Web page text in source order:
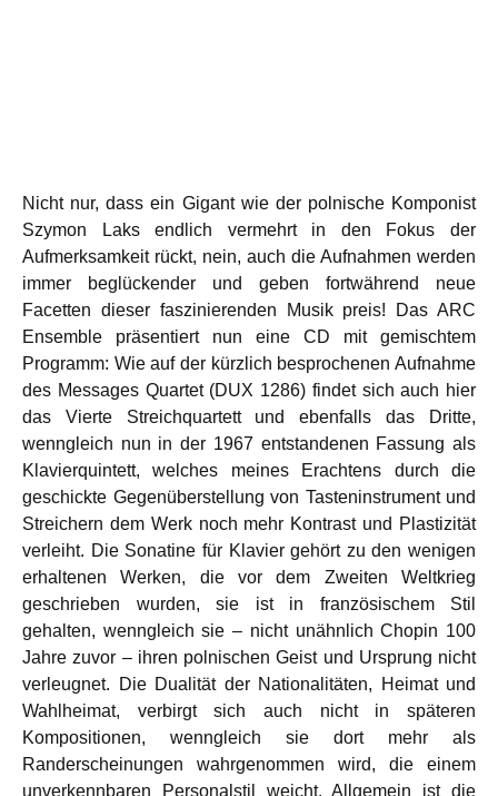
Nicht nur, dass ein Gigant wie der polnische Komponist
Szymon Laks endlich vermehrt in den Fokus der
Aufmerksamkeit rückt, nein, auch die Aufnahmen werden
immer beglückender und geben fortwährend neue
Facetten dieser faszinierenden Musik preis! Das ARC
Ensemble präsentiert nun eine CD mit gemischtem
Programm: Wie auf der kürzlich besprochenen Aufnahme
des Messages Quartet (DUX 1286) findet sich auch hier
das Vierte Streichquartett und ebenfalls das Dritte,
wenngleich nun in der 1967 entstandenen Fassung als
Klavierquintett, welches meines Erachtens durch die
geschickte Gegenüberstellung von Tasteninstrument und
Streichern dem Werk noch mehr Kontrast und Plastizität
verleiht. Die Sonatine für Klavier gehört zu den wenigen
erhaltenen Werken, die vor dem Zweiten Weltkrieg
geschrieben wurden, sie ist in französischem Stil
gehalten, wenngleich sie – nicht unähnlich Chopin 100
Jahre zuvor – ihren polnischen Geist und Ursprung nicht
verleugnet. Die Dualität der Nationalitäten, Heimat und
Wahlheimat, verbirgt sich auch nicht in späteren
Kompositionen, wenngleich sie dort mehr als
Randerscheinungen wahrgenommen wird, die einem
unverkennbaren Personalstil weicht. Allgemein ist die